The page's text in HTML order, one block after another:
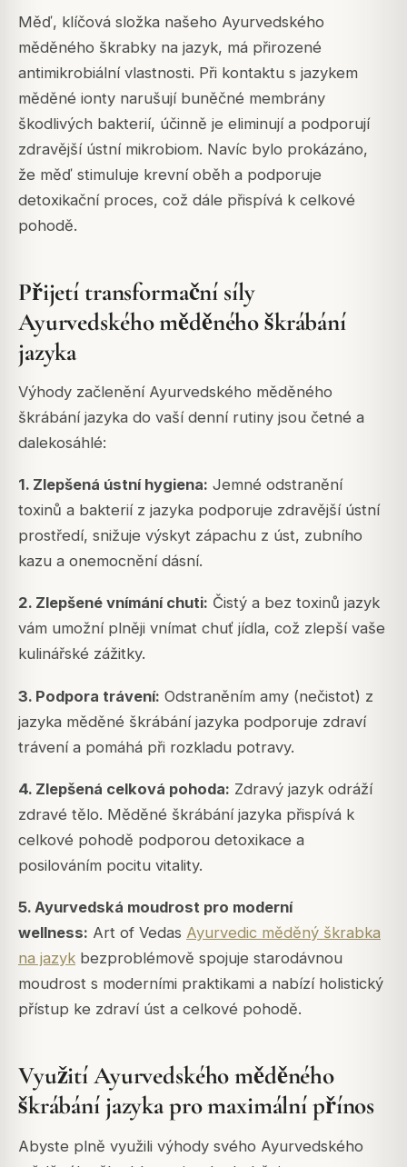
Měď, klíčová složka našeho Ayurvedského
měděného škrabky na jazyk, má přirozené
antimikrobiální vlastnosti. Při kontaktu s jazykem
měděné ionty narušují buněčné membrány
škodlivých bakterií, účinně je eliminují a podporují
zdravější ústní mikrobiom. Navíc bylo prokázáno,
že měď stimuluje krevní oběh a podporuje
detoxikační proces, což dále přispívá k celkové
pohodě.
Přijetí transformační síly
Ayurvedského měděného škrábání
jazyka
Výhody začlenění Ayurvedského měděného
škrábání jazyka do vaší denní rutiny jsou četné a
dalekosáhlé:
1. Zlepšená ústní hygiena: Jemné odstranění
toxinů a bakterií z jazyka podporuje zdravější ústní
prostředí, snižuje výskyt zápachu z úst, zubního
kazu a onemocnění dásní.
2. Zlepšené vnímání chuti: Čistý a bez toxinů jazyk
vám umožní plněji vnímat chuť jídla, což zlepší vaše
kulinářské zážitky.
3. Podpora trávení: Odstraněním amy (nečistot) z
jazyka měděné škrábání jazyka podporuje zdraví
trávení a pomáhá při rozkladu potravy.
4. Zlepšená celková pohoda: Zdravý jazyk odráží
zdravé tělo. Měděné škrábání jazyka přispívá k
celkové pohodě podporou detoxikace a
posilováním pocitu vitality.
5. Ayurvedská moudrost pro moderní
wellness: Art of Vedas Ayurvedic měděný škrabka
na jazyk bezproblémově spojuje starodávnou
moudrost s moderními praktikami a nabízí holistický
přístup ke zdraví úst a celkové pohodě.
Využití Ayurvedského měděného
škrábání jazyka pro maximální přínos
Abyste plně využili výhody svého Ayurvedského